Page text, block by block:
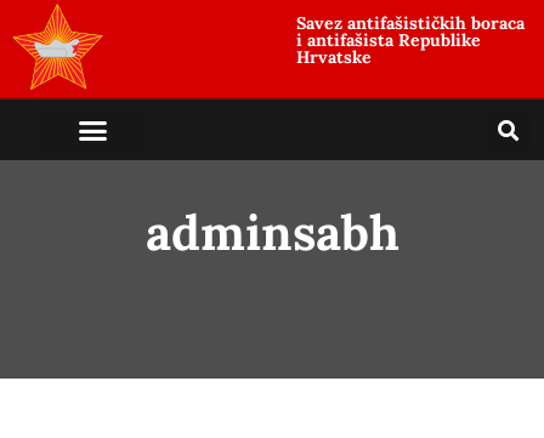
Savez antifašističkih boraca
i antifašista Republike
Hrvatske
adminsabh